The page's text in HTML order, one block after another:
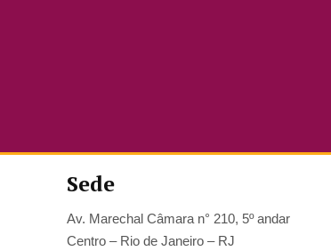
Sede
Av. Marechal Câmara n° 210, 5º andar
Centro – Rio de Janeiro – RJ